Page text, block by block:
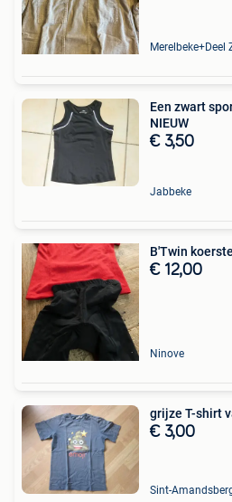
Merelbeke+Deel
Een zwart
NIEUW
€ 3,50
Jabbeke
B'Twin
€ 12,00
Ninove
grijze T-shirt
€ 3,00
Sint-